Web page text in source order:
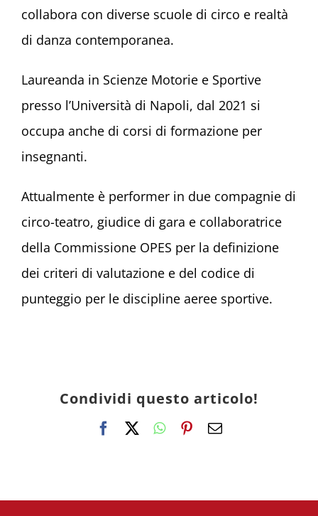
collabora con diverse scuole di circo e realtà
di danza contemporanea.
Laureanda in Scienze Motorie e Sportive
presso l’Università di Napoli, dal 2021 si
occupa anche di corsi di formazione per
insegnanti.
Attualmente è performer in due compagnie di
circo-teatro, giudice di gara e collaboratrice
della Commissione OPES per la definizione
dei criteri di valutazione e del codice di
punteggio per le discipline aeree sportive.
Condividi questo articolo!
FacebookWhatsApp
Pinterest
Email